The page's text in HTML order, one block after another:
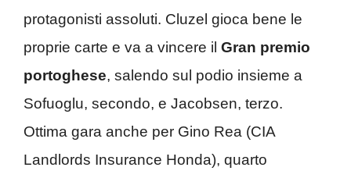
protagonisti assoluti. Cluzel gioca bene le
proprie carte e va a vincere il Gran premio
portoghese, salendo sul podio insieme a
Sofuoglu, secondo, e Jacobsen, terzo.
Ottima gara anche per Gino Rea (CIA
Landlords Insurance Honda), quarto